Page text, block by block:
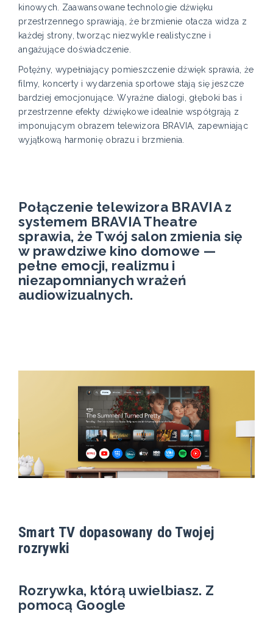
kinowych. Zaawansowane technologie dźwięku
przestrzennego sprawiają, że brzmienie otacza widza z
każdej strony, tworząc niezwykle realistyczne i
angażujące doświadczenie.
Potężny, wypełniający pomieszczenie dźwięk sprawia, że
filmy, koncerty i wydarzenia sportowe stają się jeszcze
bardziej emocjonujące. Wyraźne dialogi, głęboki bas i
przestrzenne efekty dźwiękowe idealnie współgrają z
imponującym obrazem telewizora BRAVIA, zapewniając
wyjątkową harmonię obrazu i brzmienia.
Połączenie telewizora BRAVIA z
systemem BRAVIA Theatre
sprawia, że Twój salon zmienia się
w prawdziwe kino domowe —
pełne emocji, realizmu i
niezapomnianych wrażeń
audiowizualnych.
Smart TV dopasowany do Twojej
rozrywki
Rozrywka, którą uwielbiasz. Z
pomocą Google